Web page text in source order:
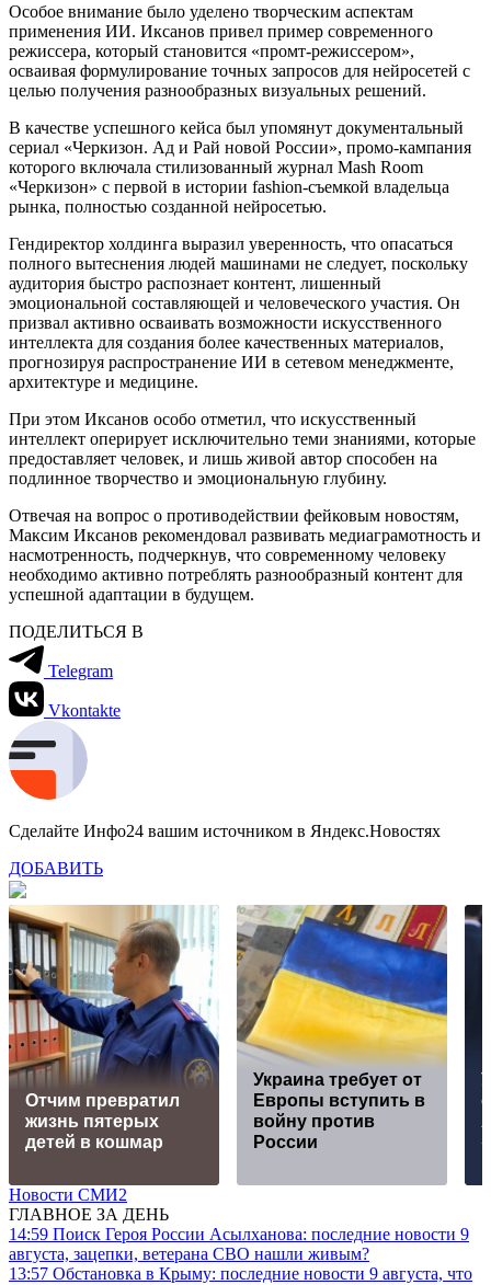
Особое внимание было уделено творческим аспектам
применения ИИ. Иксанов привел пример современного
режиссера, который становится «промт-режиссером»,
осваивая формулирование точных запросов для нейросетей с
целью получения разнообразных визуальных решений.
В качестве успешного кейса был упомянут документальный
сериал «Черкизон. Ад и Рай новой России», промо-кампания
которого включала стилизованный журнал Mash Room
«Черкизон» с первой в истории fashion-съемкой владельца
рынка, полностью созданной нейросетью.
Гендиректор холдинга выразил уверенность, что опасаться
полного вытеснения людей машинами не следует, поскольку
аудитория быстро распознает контент, лишенный
эмоциональной составляющей и человеческого участия. Он
призвал активно осваивать возможности искусственного
интеллекта для создания более качественных материалов,
прогнозируя распространение ИИ в сетевом менеджменте,
архитектуре и медицине.
При этом Иксанов особо отметил, что искусственный
интеллект оперирует исключительно теми знаниями, которые
предоставляет человек, и лишь живой автор способен на
подлинное творчество и эмоциональную глубину.
Отвечая на вопрос о противодействии фейковым новостям,
Максим Иксанов рекомендовал развивать медиаграмотность и
насмотренность, подчеркнув, что современному человеку
необходимо активно потреблять разнообразный контент для
успешной адаптации в будущем.
ПОДЕЛИТЬСЯ В
Telegram
Vkontakte
Сделайте Инфо24 вашим источником в Яндекс.Новостях
ДОБАВИТЬ
Отчим превратил
жизнь пятерых
детей в кошмар
Украина требует от
Европы вступить в
войну против
России
Новости СМИ2
ГЛАВНОЕ ЗА ДЕНЬ
14:59 Поиск Героя России Асылханова: последние новости 9
августа, зацепки, ветерана СВО нашли живым?
13:57 Обстановка в Крыму: последние новости 9 августа, что